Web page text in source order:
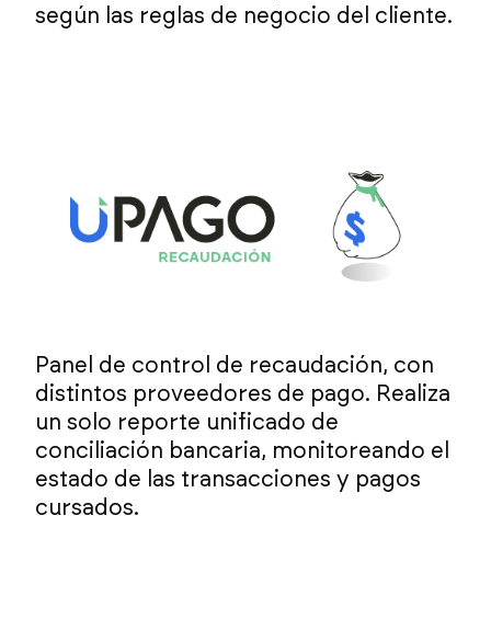
según las reglas de negocio del cliente.
Panel de control de recaudación, con
distintos proveedores de pago. Realiza
un solo reporte unificado de
conciliación bancaria, monitoreando el
estado de las transacciones y pagos
cursados.